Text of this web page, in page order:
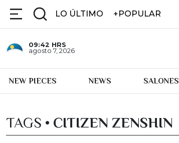
LO ÚLTIMO +POPULAR
09:42 HRS
agosto 7, 2026
NEW PIECES NEWS SALONES
TAGS • CITIZEN ZENSHIN